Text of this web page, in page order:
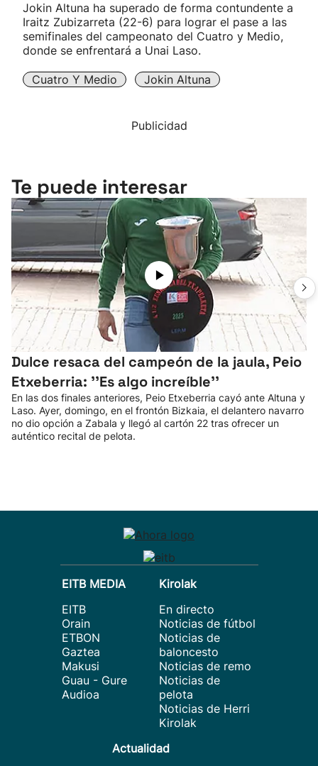
Más deportes
Jokin Altuna ha superado de forma contundente a
Iraitz Zubizarreta (22-6) para lograr el pase a las
semifinales del campeonato del Cuatro y Medio,
donde se enfrentará a Unai Laso.
Cuatro Y Medio Jokin Altuna
Publicidad
Te puede interesar
Dulce resaca del campeón de la jaula, Peio
Etxeberria: ''Es algo increíble''
En las dos finales anteriores, Peio Etxeberria cayó ante Altuna y
Laso. Ayer, domingo, en el frontón Bizkaia, el delantero navarro
no dio opción a Zabala y llegó al cartón 22 tras ofrecer un
auténtico recital de pelota.
EITB MEDIA
EITB
Orain
ETBON
Gaztea
Makusi
Guau - Gure
Audioa
Kirolak
En directo
Noticias de fútbol
Noticias de
baloncesto
Noticias de remo
Noticias de
pelota
Noticias de Herri
Kirolak
Actualidad